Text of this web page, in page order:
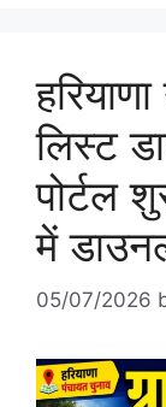
लिस्ट
पोर्टल
में
05/07/2026